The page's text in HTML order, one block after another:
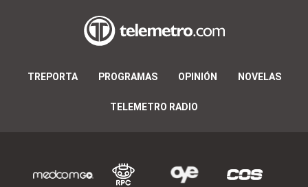
TREPORTA PROGRAMAS OPINIÓN NOVELAS
TELEMETRO RADIO